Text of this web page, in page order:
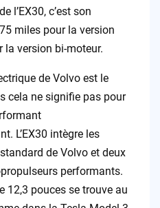
l’EX30, c’est son
miles pour la version
la version bi-moteur.
de Volvo est le
cela ne signifie pas pour
L’EX30 intègre les
de Volvo et deux
performants.
12,3 pouces se trouve au